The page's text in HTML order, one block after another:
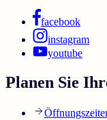
facebook
instagram
youtube
Planen Sie